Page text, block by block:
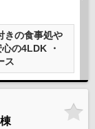
きの食事処や
の4LDK ・
ス